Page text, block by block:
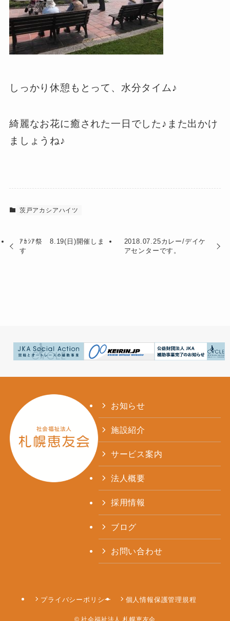
しっかり休憩もとって、水分タイム♪
綺麗なお花に癒された一日でした♪また出かけ
ましょうね♪
茨戸アカシアハイツ
ｱｶｼｱ祭 8.19(日)開催しま
す
2018.07.25カレー/デイケ
アセンターです。
お知らせ
施設紹介
サービス案内
法人概要
採用情報
ブログ
お問い合わせ
プライバシーポリシー 個人情報保護管理規程